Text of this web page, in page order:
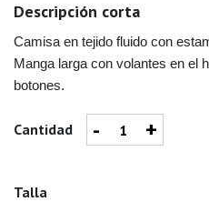
Descripción corta
Camisa en tejido fluido con
Manga larga con volantes en el
botones.
Cantidad - +
Talla